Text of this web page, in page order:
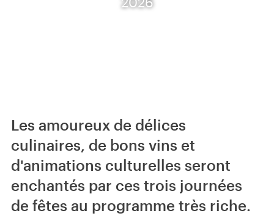
Les amoureux de délices
culinaires, de bons vins et
d'animations culturelles seront
enchantés par ces trois journées
de fêtes au programme très riche.